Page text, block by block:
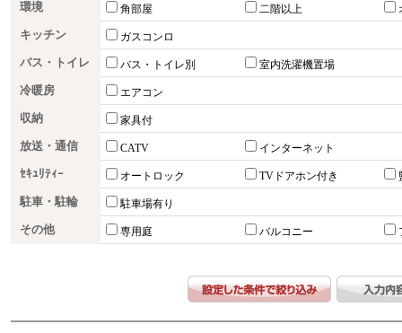
環境 角部屋 二階以上
キッチン ガスコンロ
バス・トイレ バス・トイレ別 室内洗濯機置場
冷暖房 エアコン
収納 家具付
放送・通信 CATV インターネット
ｾｷｭﾘﾃｨｰ オートロック TVドアホン付き
駐車・駐輪 駐車場有り
その他 専用庭 バルコニー